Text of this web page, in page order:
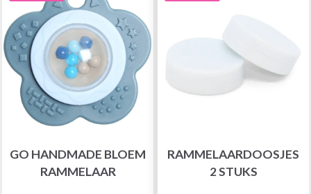
GO HANDMADE BLOEM
RAMMELAAR
RAMMELAARDOOSJES
2 STUKS